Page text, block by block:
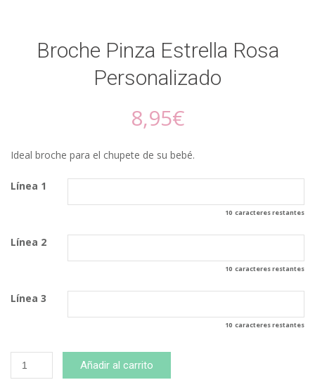
Broche Pinza Estrella Rosa
Personalizado
8,95€
Ideal broche para el chupete de su bebé.
Línea 1
10 caracteres restantes
Línea 2
10 caracteres restantes
Línea 3
10 caracteres restantes
Broche
Pinza
Añadir al carrito